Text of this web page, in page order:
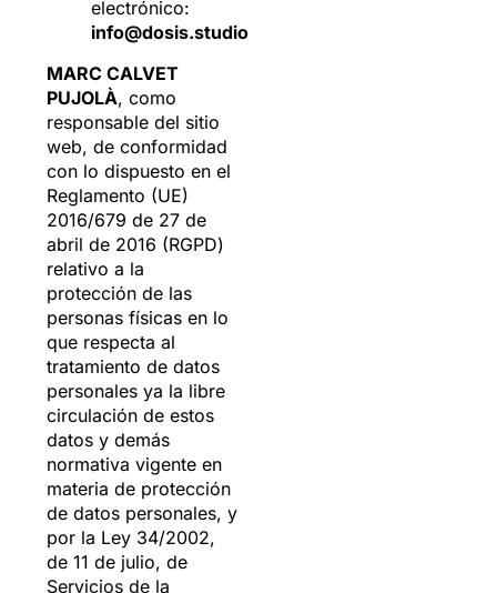
electrónico:
info@dosis.studio
MARC CALVET
PUJOLÀ, como
responsable del sitio
web, de conformidad
con lo dispuesto en el
Reglamento (UE)
2016/679 de 27 de
abril de 2016 (RGPD)
relativo a la
protección de las
personas físicas en lo
que respecta al
tratamiento de datos
personales ya la libre
circulación de estos
datos y demás
normativa vigente en
materia de protección
de datos personales, y
por la Ley 34/2002,
de 11 de julio, de
Servicios de la